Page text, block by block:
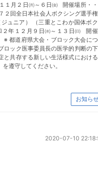
１月２日㈪～６日㈮ 開催場所・
回全日本社会人ボクシング選手
ュニア） （三重とこわか国体ボ
年１２月９日㈬～１３日㈰ 開
都道府県大会・ブロック大会に
ロック医事委員長の医学的判断の
と共存する新しい生活様式におけ
遵守してください。
お知ら
2020-07-10